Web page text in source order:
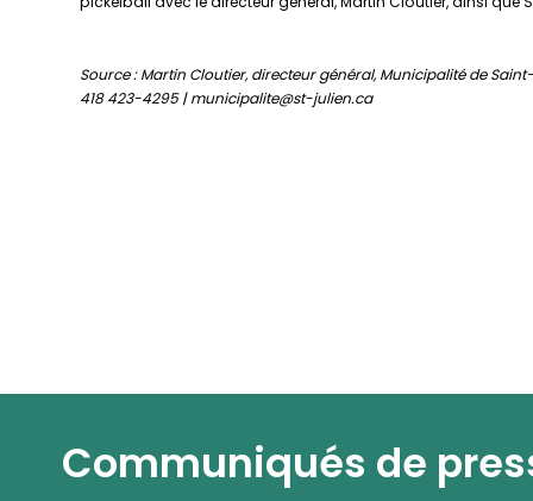
Source : Martin Cloutier, directeur général, Municipalité de
418 423-4295 | municipalite@st-julien.ca
Communiqués de